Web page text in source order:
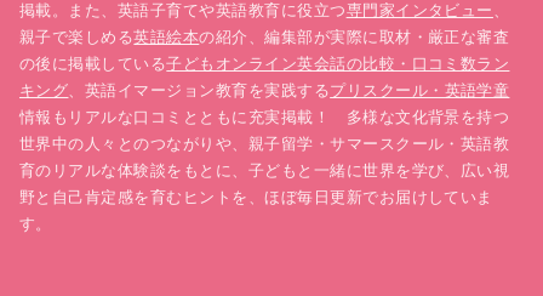
掲載。また、英語子育てや英語教育に役立つ専門家インタビュー 、
親子で楽しめる英語絵本の紹介、編集部が実際に取材・厳正な審査
の後に掲載している子どもオンライン英会話の比較・口コミ数ラン
キング、英語イマージョン教育を実践するプリスクール・英語学童
情報もリアルな口コミとともに充実掲載！ 多様な文化背景を持つ
世界中の人々とのつながりや、親子留学・サマースクール・英語教
育のリアルな体験談をもとに、子どもと一緒に世界を学び、広い視
野と自己肯定感を育むヒントを、ほぼ毎日更新でお届けしていま
す。